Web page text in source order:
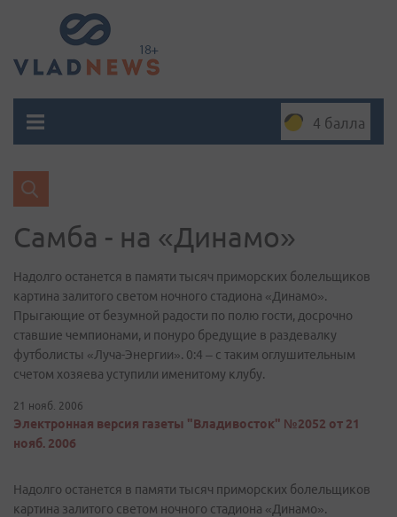
4 балла
Самба - на «Динамо»
Надолго останется в памяти тысяч приморских болельщиков
картина залитого светом ночного стадиона «Динамо».
Прыгающие от безумной радости по полю гости, досрочно
ставшие чемпионами, и понуро бредущие в раздевалку
футболисты «Луча-Энергии». 0:4 – с таким оглушительным
счетом хозяева уступили именитому клубу.
21 нояб. 2006
Электронная версия газеты "Владивосток" №2052 от 21
нояб. 2006
Надолго останется в памяти тысяч приморских болельщиков
картина залитого светом ночного стадиона «Динамо».